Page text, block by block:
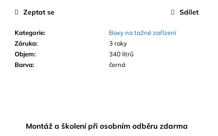
Kategorie:
Boxy na tažné zařízení
Záruka:
3 roky
Objem:
340 litrů
Barva: černá
Zeptat se Sdílet
Montáž a školení při osobním odběru zdarma